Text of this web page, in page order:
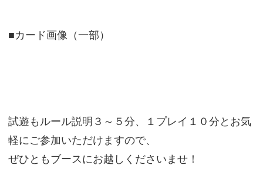
■カード画像（一部）
試遊もルール説明３～５分、１プレイ１０分とお気
軽にご参加いただけますので、
ぜひともブースにお越しくださいませ！